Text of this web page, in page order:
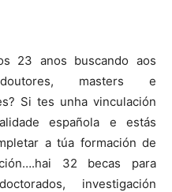
23 anos buscando aos
masters e
Si tes unha vinculación
española e estás
a túa formación de
32 becas para
investigación